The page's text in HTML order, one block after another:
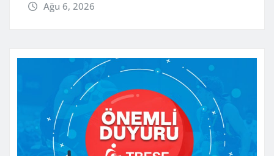
Ağu 6, 2026